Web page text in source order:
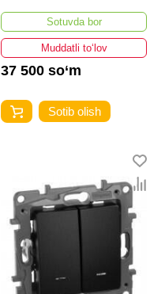
AtlasDesign Aqua
Sotuvda bor
Muddatli to‘lov
37 500 so‘m
Sotib olish